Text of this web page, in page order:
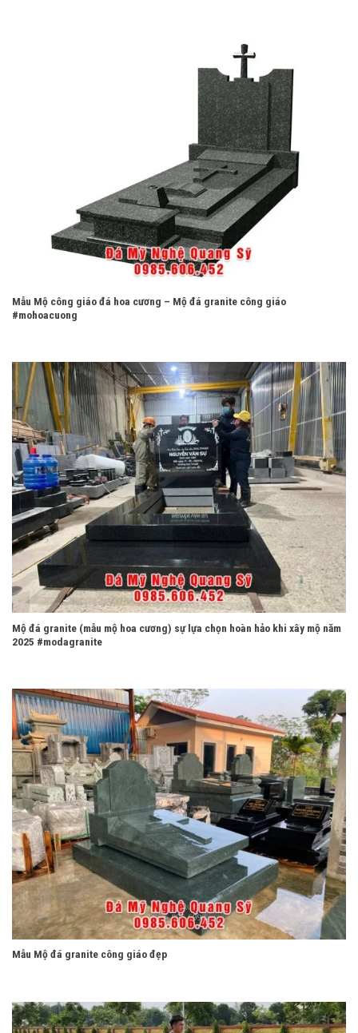
Mẫu Mộ công giáo đá hoa cương – Mộ đá granite công giáo
#mohoacuong
Mộ đá granite (mẫu mộ hoa cương) sự lựa chọn hoàn hảo khi xây mộ năm
2025 #modagranite
Mẫu Mộ đá granite công giáo đẹp